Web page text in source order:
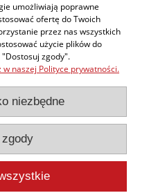
inne produkty medyczne
czy nowoczesne środki do
umożliwiają poprawne
ofertę do Twoich
przez nas wszystkich
użycie plików do
zgody".
naszej Polityce prywatności.
niezbędne